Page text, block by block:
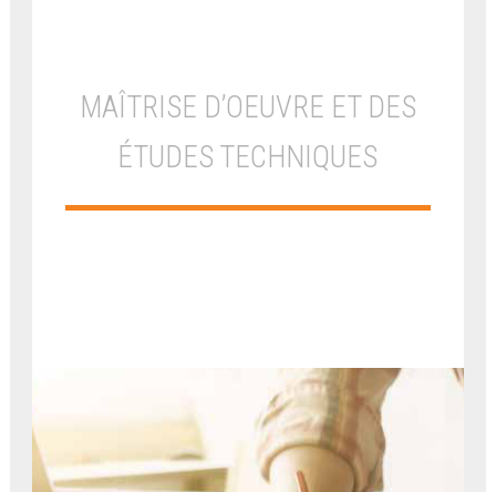
MAÎTRISE D’OEUVRE ET DES
ÉTUDES TECHNIQUES